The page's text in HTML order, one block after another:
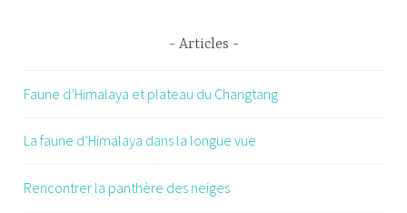
Articles
Faune d’Himalaya et plateau du Changtang
La faune d’Himalaya dans la longue vue
Rencontrer la panthère des neiges